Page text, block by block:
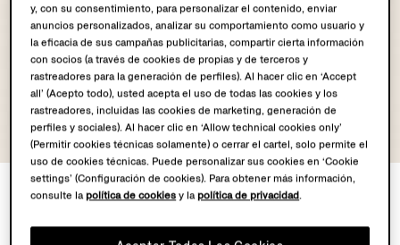
OASI CASHMERE
COLLECTION
Chaqueta Il Conte en Oasi
Cashmere
€4400.00
OASI CASHMERE
COLLECTION
Chaqueta Il Conte en Oasi
Cashmere
€4400.00
y, con su consentimiento, para personalizar el contenido, enviar
anuncios personalizados, analizar su comportamiento como usuario y
la eficacia de sus campañas publicitarias, compartir cierta información
con socios (a través de cookies de propias y de terceros y
rastreadores para la generación de perfiles). Al hacer clic en ‘Accept
all’ (Acepto todo), usted acepta el uso de todas las cookies y los
rastreadores, incluidas las cookies de marketing, generación de
perfiles y sociales). Al hacer clic en ‘Allow technical cookies only’
(Permitir cookies técnicas solamente) o cerrar el cartel, solo permite el
uso de cookies técnicas. Puede personalizar sus cookies en ‘Cookie
settings’ (Configuración de cookies). Para obtener más información,
consulte lapolítica de cookies y lapolítica de privacidad.